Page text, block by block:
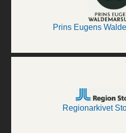
Prins Eugens
Regionarkivet